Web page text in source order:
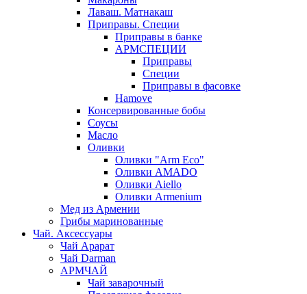
Лаваш. Матнакаш
Приправы. Специи
Приправы в банке
АРМСПЕЦИИ
Приправы
Специи
Приправы в фасовке
Hamove
Консервированные бобы
Соусы
Масло
Оливки
Оливки "Arm Eco"
Оливки AMADO
Оливки Aiello
Оливки Armenium
Мед из Армении
Грибы маринованные
Чай. Аксессуары
Чай Арарат
Чай Darman
АРМЧАЙ
Чай заварочный